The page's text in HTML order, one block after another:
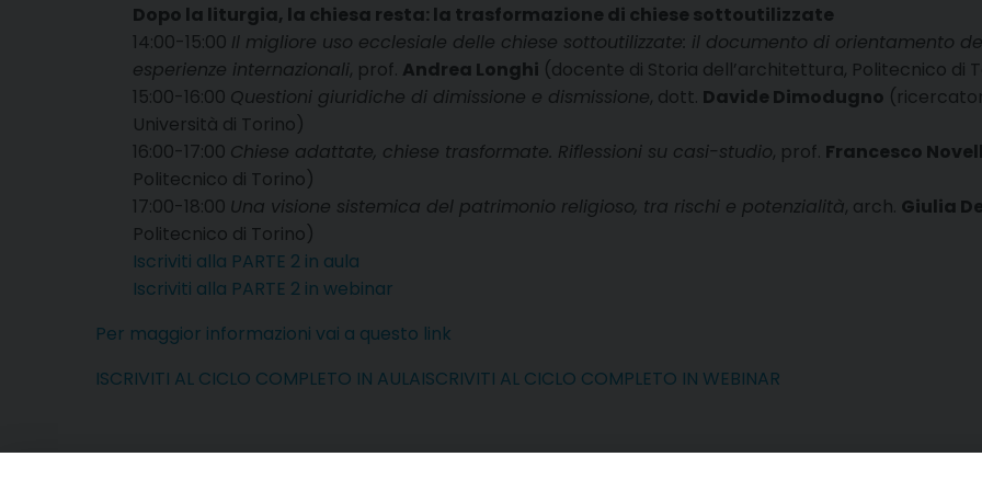
Dopo la liturgia, la chiesa resta: la trasformazione di chiese sottoutilizzate
14:00-15:00 Il migliore uso ecclesiale delle chiese sottoutilizzate: il documento di orientamento
esperienze internazionali, prof. Andrea Longhi (docente di Storia dell’architettura, Politecnico di
15:00-16:00 Questioni giuridiche di dimissione e dismissione, dott. Davide Dimodugno
Università di Torino)
16:00-17:00 Chiese adattate, chiese trasformate. Riflessioni su casi-studio, prof. Francesco
Politecnico di Torino)
17:00-18:00 Una visione sistemica del patrimonio religioso, tra rischi e potenzialità, arch. Giulia
Politecnico di Torino)
Iscriviti alla PARTE 2 in aula
Iscriviti alla PARTE 2 in webinar
Per maggior informazioni vai a questo link
ISCRIVITI AL CICLO COMPLETO IN AULAISCRIVITI AL CICLO COMPLETO IN WEBINAR